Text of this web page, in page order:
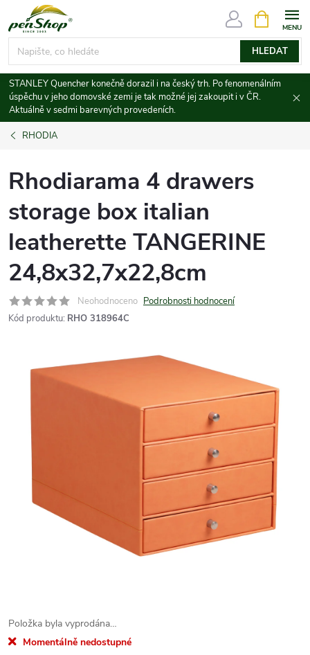
na
obsah
HLEDAT
NÁKUPNÍ
KOŠÍK
STANLEY Quencher konečně dorazil i na český trh. Po fenomenálním
úspěchu v jeho domovské zemi je tak možné jej zakoupit i v ČR.
Aktuálně v sedmi barevných provedeních.
RHODIA
Rhodiarama 4 drawers
storage box italian
leatherette TANGERINE
24,8x32,7x22,8cm
Neohodnoceno Podrobnosti hodnocení
Kód produktu: RHO 318964C
Položka byla vyprodána…
Momentálně nedostupné